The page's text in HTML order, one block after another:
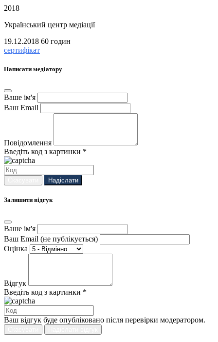
2018
Український центр медіації
19.12.2018 60 годин
сертифікат
Написати медіатору
Ваше ім'я
Ваш Email
Повідомлення
Введіть код з картинки *
Надіслати
Залишити відгук
Ваше ім'я
Ваш Email (не публікується)
Оцінка
Відгук
Введіть код з картинки *
Ваш відгук буде опубліковано після перевірки модератором.